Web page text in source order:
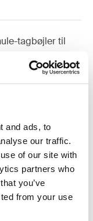
and ads, to
our traffic.
of our site with
partners who
you’ve
from your use
tagbøjler til